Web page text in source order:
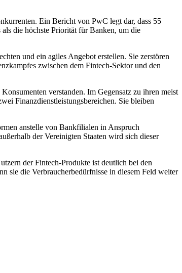
Ein Bericht von PwC legt dar, dass 55
die höchste Priorität für Banken, um die
und ein agiles Angebot erstellen. Sie zerstören
zwischen dem Fintech-Sektor und den
verstanden. Im Gegensatz zu ihren meist
Finanzdienstleistungsbereichen. Sie bleiben
anstelle von Bankfilialen in Anspruch
der Vereinigten Staaten wird sich dieser
der Fintech-Produkte ist deutlich bei den
sie die Verbraucherbedürfnisse in diesem Feld weiter